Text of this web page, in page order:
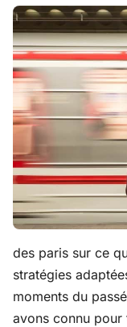
des paris sur ce
stratégies
moments du
avons connu